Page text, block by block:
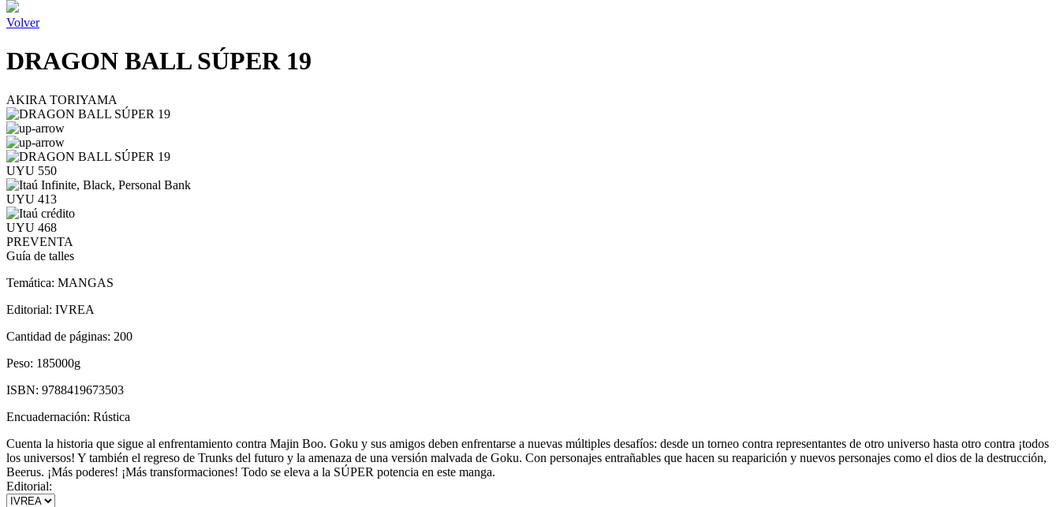
Volver
DRAGON BALL SÚPER 19
AKIRA TORIYAMA
UYU 550
UYU 413
UYU 468
PREVENTA
Guía de talles
Temática: MANGAS
Editorial: IVREA
Cantidad de páginas: 200
Peso: 185000g
ISBN: 9788419673503
Encuadernación: Rústica
Cuenta la historia que sigue al enfrentamiento contra Majin Boo. Goku y sus amigos deben enfrentarse a nuevas múltiples desafíos: desde un torneo contra representantes de otro universo hasta otro contra ¡todos
los universos! Y también el regreso de Trunks del futuro y la amenaza de una versión malvada de Goku. Con personajes entrañables que hacen su reaparición y nuevos personajes como el dios de la destrucción,
Beerus. ¡Más poderes! ¡Más transformaciones! Todo se eleva a la SÚPER potencia en este manga.
Editorial: